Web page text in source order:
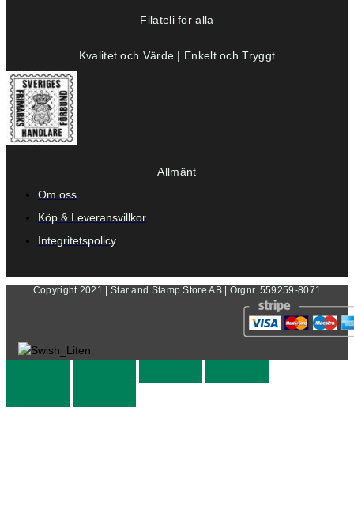
Filateli för alla
Kvalitet och Värde | Enkelt och Tryggt
Allmänt
Om oss
Köp & Leveransvillkor
Integritetspolicy
Copyright 2021 | Star and Stamp Store AB | Orgnr. 559259-8071